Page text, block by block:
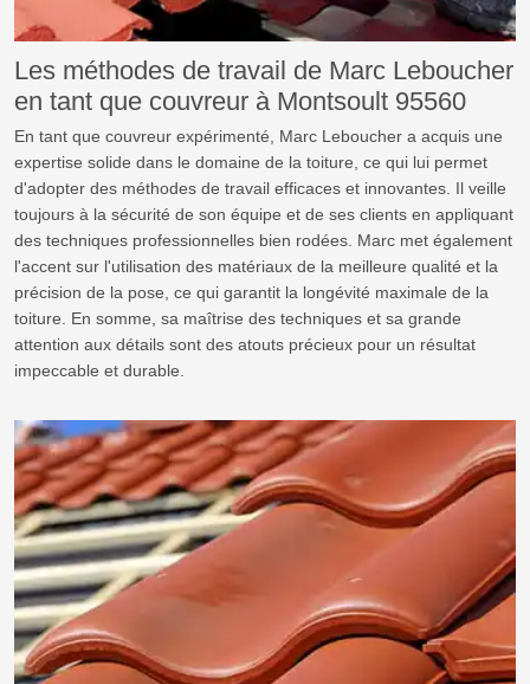
Les méthodes de travail de Marc Leboucher
en tant que couvreur à Montsoult 95560
En tant que couvreur expérimenté, Marc Leboucher a acquis une
expertise solide dans le domaine de la toiture, ce qui lui permet
d'adopter des méthodes de travail efficaces et innovantes. Il veille
toujours à la sécurité de son équipe et de ses clients en appliquant
des techniques professionnelles bien rodées. Marc met également
l'accent sur l'utilisation des matériaux de la meilleure qualité et la
précision de la pose, ce qui garantit la longévité maximale de la
toiture. En somme, sa maîtrise des techniques et sa grande
attention aux détails sont des atouts précieux pour un résultat
impeccable et durable.